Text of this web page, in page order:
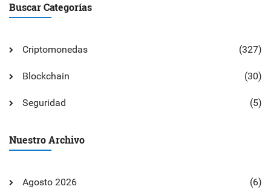
Buscar Categorías
Criptomonedas (327)
Blockchain (30)
Seguridad (5)
Nuestro Archivo
Agosto 2026 (6)